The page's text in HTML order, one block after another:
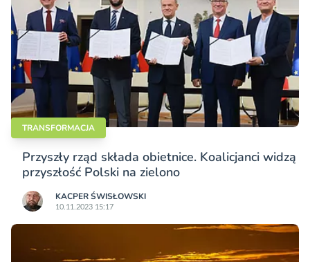
TRANSFORMACJA
Przyszły rząd składa obietnice. Koalicjanci widzą
przyszłość Polski na zielono
KACPER ŚWISŁO­WSKI
10.11.2023 15:17